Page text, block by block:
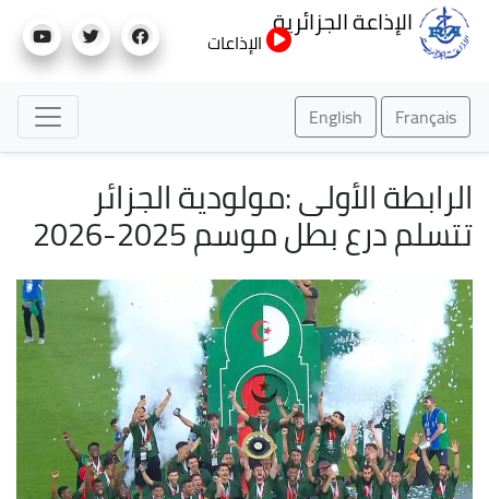
إلى
الإذاعة الجزائرية
الإذاعات
Français
English
الرابطة الأولى :مولودية الجزائر
تتسلم درع بطل موسم 2025-2026